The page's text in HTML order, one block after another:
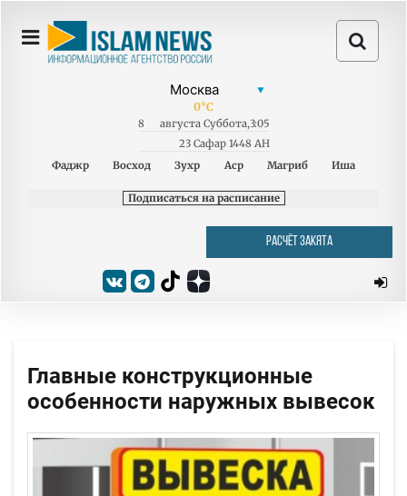
0°C
8 августа Суббота,3:05
23 Сафар 1448 AH
Фаджр
Восход Зухр Аср Магриб Иша
Подписаться на расписание
РАСЧЁТ ЗАКЯТА
Главные конструкционные
особенности наружных вывесок